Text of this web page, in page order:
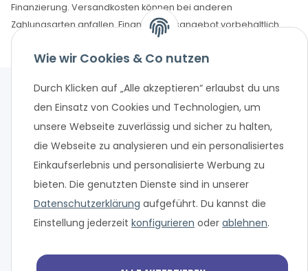
Finanzierung. Versandkosten können bei anderen
Zahlungsarten anfallen. Finanzierungsangebot vorbehaltlich
einer abschließenden positiven Bonitätsprüfung und
Antragsprüfung. Änderungen und Irrtümer vorbehalten.
Wie wir Cookies & Co nutzen
Durch Klicken auf „Alle akzeptieren“ erlaubst du uns
den Einsatz von Cookies und Technologien, um
unsere Webseite zuverlässig und sicher zu halten,
die Webseite zu analysieren und ein personalisiertes
Einkaufserlebnis und personalisierte Werbung zu
bieten. Die genutzten Dienste sind in unserer
Datenschutzerklärung aufgeführt. Du kannst die
Einstellung jederzeit konfigurieren oder ablehnen.